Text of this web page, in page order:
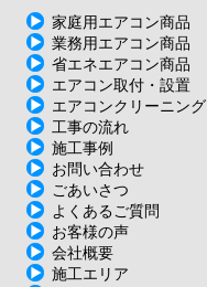
家庭用エアコン商品
業務用エアコン商品
省エネエアコン商品
エアコン取付・設置
エアコンクリーニング
工事の流れ
施工事例
お問い合わせ
ごあいさつ
よくあるご質問
お客様の声
会社概要
施工エリア